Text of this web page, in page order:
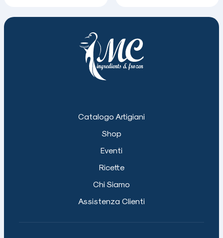
Catalogo Artigiani
Shop
Eventi
Ricette
Chi Siamo
Assistenza Clienti